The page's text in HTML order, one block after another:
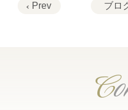
Prev ブロ
C